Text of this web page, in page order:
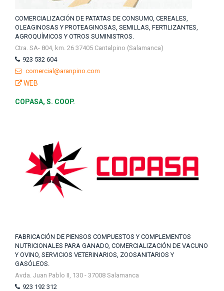
COMERCIALIZACIÓN DE PATATAS DE CONSUMO, CEREALES,
OLEAGINOSAS Y PROTEAGINOSAS, SEMILLAS, FERTILIZANTES,
AGROQUÍMICOS Y OTROS SUMINISTROS.
Ctra. SA- 804, km. 26 37405 Cantalpino (Salamanca)
923 532 604
comercial@aranpino.com
WEB
COPASA, S. COOP.
FABRICACIÓN DE PIENSOS COMPUESTOS Y COMPLEMENTOS
NUTRICIONALES PARA GANADO, COMERCIALIZACIÓN DE VACUNO
Y OVINO, SERVICIOS VETERINARIOS, ZOOSANITARIOS Y
GASÓLEOS.
Avda. Juan Pablo II, 130 - 37008 Salamanca
923 192 312